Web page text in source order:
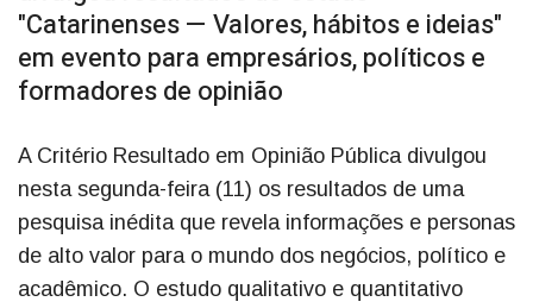
"Catarinenses — Valores, hábitos e ideias"
em evento para empresários, políticos e
formadores de opinião
A Critério Resultado em Opinião Pública divulgou
nesta segunda-feira (11) os resultados de uma
pesquisa inédita que revela informações e personas
de alto valor para o mundo dos negócios, político e
acadêmico. O estudo qualitativo e quantitativo